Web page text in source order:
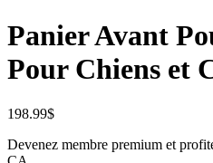
Panier Avant
Pour Chiens et
198.99$
Devenez membre premium et